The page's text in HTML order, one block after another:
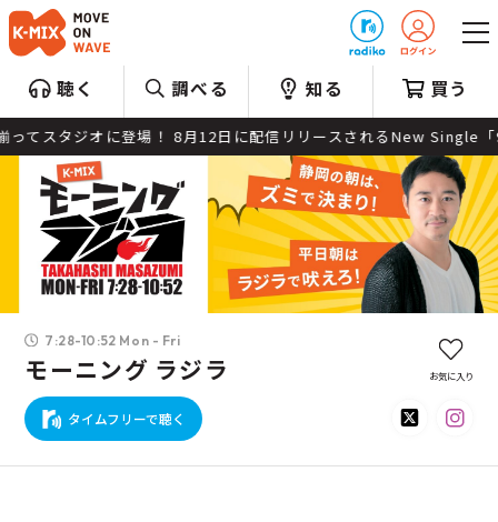
聴く 調べる 知る 買う
登場！ 8月12日に配信リリースされるNew Single「
7:28-10:52 Mon - Fri
モーニング ラジラ
タイムフリーで聴く
お気に入り